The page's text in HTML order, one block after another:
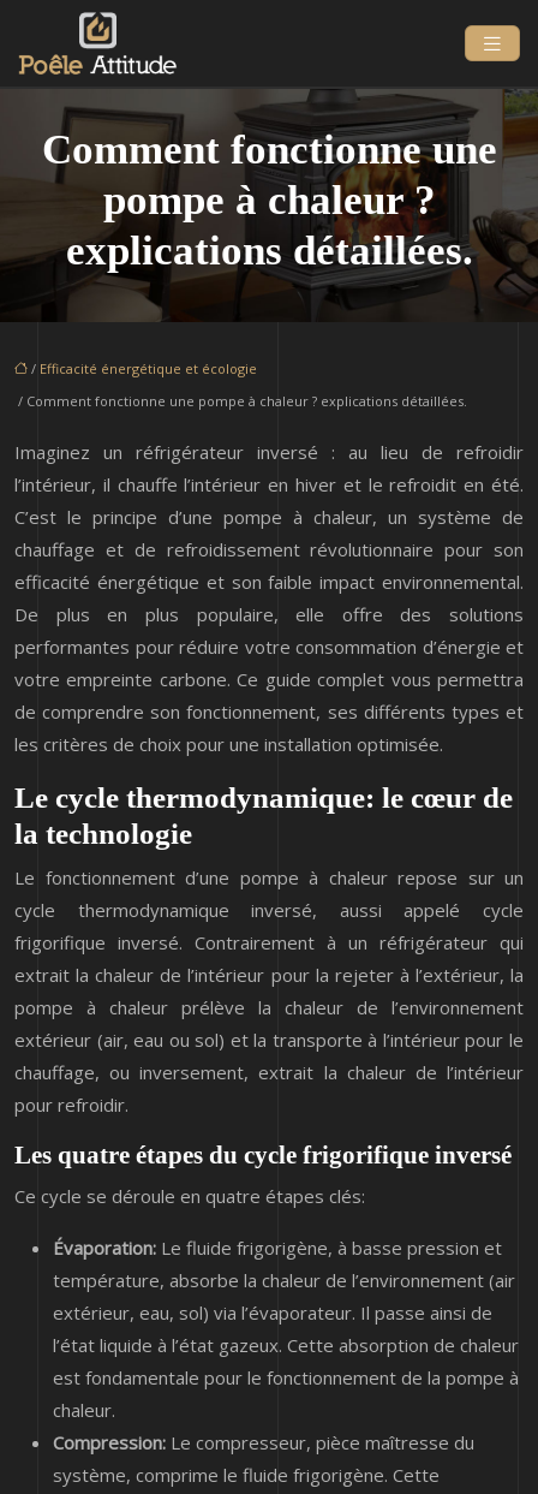
Comment fonctionne une
pompe à chaleur ?
explications détaillées.
/ Efficacité énergétique et écologie
/ Comment fonctionne une pompe à chaleur ? explications détaillées.
Imaginez un réfrigérateur inversé : au lieu de refroidir
l’intérieur, il chauffe l’intérieur en hiver et le refroidit en été.
C’est le principe d’une pompe à chaleur, un système de
chauffage et de refroidissement révolutionnaire pour son
efficacité énergétique et son faible impact environnemental.
De plus en plus populaire, elle offre des solutions
performantes pour réduire votre consommation d’énergie et
votre empreinte carbone. Ce guide complet vous permettra
de comprendre son fonctionnement, ses différents types et
les critères de choix pour une installation optimisée.
Le cycle thermodynamique: le cœur de
la technologie
Le fonctionnement d’une pompe à chaleur repose sur un
cycle thermodynamique inversé, aussi appelé cycle
frigorifique inversé. Contrairement à un réfrigérateur qui
extrait la chaleur de l’intérieur pour la rejeter à l’extérieur, la
pompe à chaleur prélève la chaleur de l’environnement
extérieur (air, eau ou sol) et la transporte à l’intérieur pour le
chauffage, ou inversement, extrait la chaleur de l’intérieur
pour refroidir.
Les quatre étapes du cycle frigorifique inversé
Ce cycle se déroule en quatre étapes clés:
Évaporation: Le fluide frigorigène, à basse pression et
température, absorbe la chaleur de l’environnement (air
extérieur, eau, sol) via l’évaporateur. Il passe ainsi de
l’état liquide à l’état gazeux. Cette absorption de chaleur
est fondamentale pour le fonctionnement de la pompe à
chaleur.
Compression: Le compresseur, pièce maîtresse du
système, comprime le fluide frigorigène. Cette